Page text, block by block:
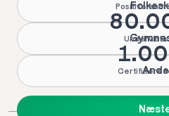
Positive